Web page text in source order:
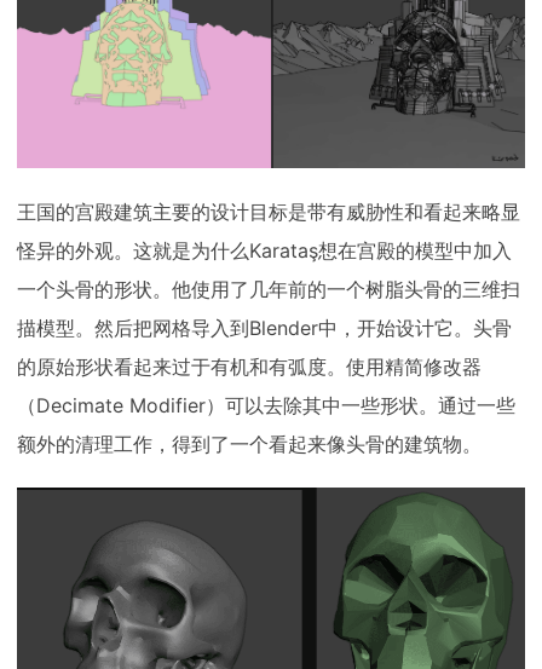
王国的宫殿建筑主要的设计目标是带有威胁性和看起来略显
怪异的外观。这就是为什么Karataş想在宫殿的模型中加入
一个头骨的形状。他使用了几年前的一个树脂头骨的三维扫
描模型。然后把网格导入到Blender中，开始设计它。头骨
的原始形状看起来过于有机和有弧度。使用精简修改器
（Decimate Modifier）可以去除其中一些形状。通过一些
额外的清理工作，得到了一个看起来像头骨的建筑物。